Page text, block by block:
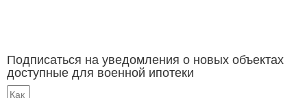
Подписаться на уведомления о новых объектах
доступные для военной ипотеки